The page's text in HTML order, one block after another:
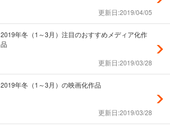
更新日:2019/04/05
2019年冬（1～3月）注目のおすすめメディア化作
品
更新日:2019/03/28
2019年冬（1～3月）の映画化作品
更新日:2019/03/28